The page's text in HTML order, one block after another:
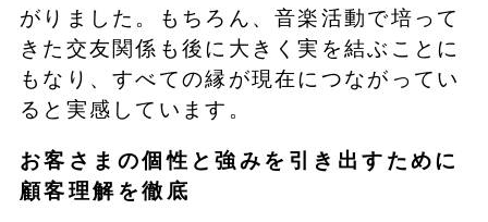
がりました。もちろん、音楽活動で培って
きた交友関係も後に大きく実を結ぶことに
もなり、すべての縁が現在につながってい
ると実感しています。
お客さまの個性と強みを引き出すために
顧客理解を徹底